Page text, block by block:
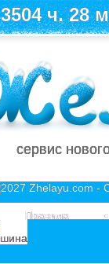
3504 ч. 28
сервис
Правила
•